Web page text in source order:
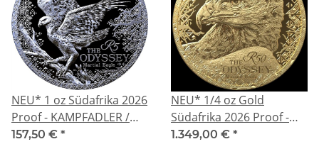
NEU* 1 oz Südafrika 2026
Proof - KAMPFADLER /
Martial Eagle - Odyssey of
157,50 € *
NEU* 1/4 oz Gold
Südafrika 2026 Proof -
KAMPFADLER / Martial
1.349,00 € *